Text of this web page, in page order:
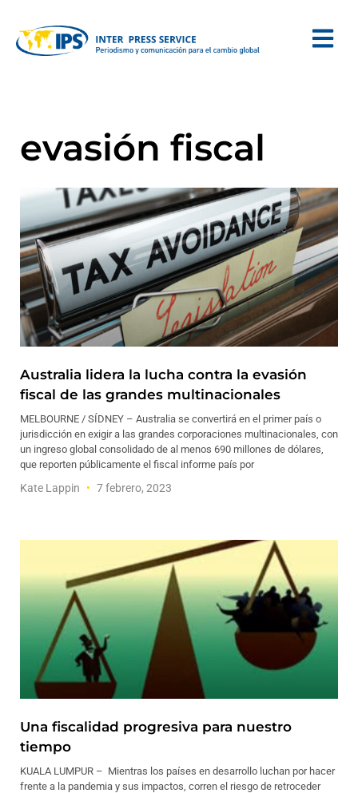
evasión fiscal
Australia lidera la lucha contra la evasión
fiscal de las grandes multinacionales
MELBOURNE / SÍDNEY – Australia se convertirá en el primer país o
jurisdicción en exigir a las grandes corporaciones multinacionales, con
un ingreso global consolidado de al menos 690 millones de dólares,
que reporten públicamente el fiscal informe país por
Kate Lappin 7 febrero, 2023
Una fiscalidad progresiva para nuestro
tiempo
KUALA LUMPUR – Mientras los países en desarrollo luchan por hacer
frente a la pandemia y sus impactos, corren el riesgo de retroceder